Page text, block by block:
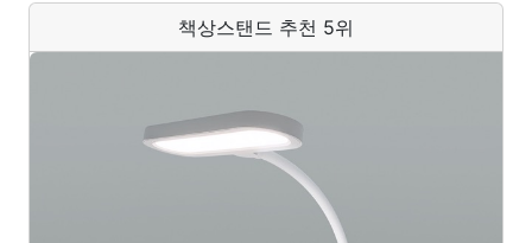
책상스탠드 추천 5위